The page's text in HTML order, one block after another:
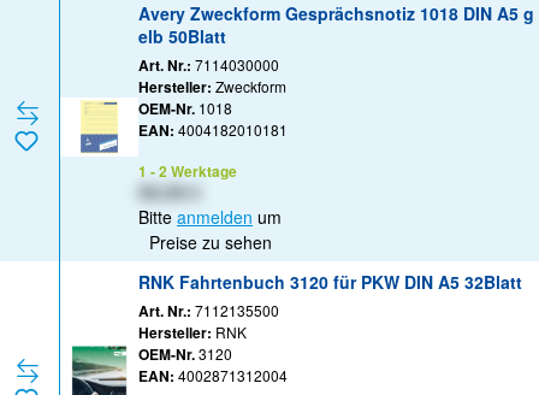
Avery Zweckform Gesprächsnotiz 1018 DIN A5 g
elb 50Blatt
Art. Nr.: 7114030000
Hersteller: Zweckform
OEM-Nr. 1018
EAN: 4004182010181
1 - 2 Werktage
Bitte anmelden um
Preise zu sehen
RNK Fahrtenbuch 3120 für PKW DIN A5 32Blatt
Art. Nr.: 7112135500
Hersteller: RNK
OEM-Nr.3120
EAN: 4002871312004